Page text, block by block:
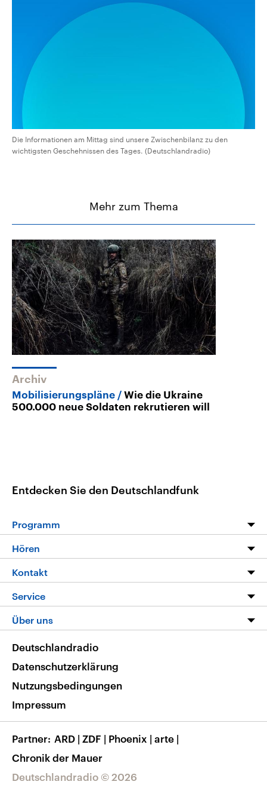
CDU, SPD und FDP regiert.-
Umfragen, Prognosen,
Wahlprogramme, aktuelle Berichte
und Hintergründe zu den Parteien
und Kandidaten der anstehenden
aktuelle Weltgeschehen.
Sendungen
Audio-Archiv
Die Informationen am Mittag sind unsere Zwischenbilanz zu den
wichtigsten Geschehnissen des Tages. (Deutschlandradio)
Mehr zum Thema
Archiv
Mobilisierungspläne
Wie die Ukraine
500.000 neue Soldaten rekrutieren will
Entdecken Sie den Deutschlandfunk
Programm
Programm
Die Nachrichten
Nachrichtenleicht
Neue Beiträge auf dlf.de
Hören
Livestream
Podcasts
Deutschlandfunk App
Nachrichten App
Frequenzen
Kontakt
Hörerservice
Service
FAQ
Veranstaltungen
Musikliste
RSS
Über uns
Barrierefreiheit
Deutschlandradio © 2026
Deutschlandradio
Datenschutzerklärung
Nutzungsbedingungen
Impressum
Partner ARD | ZDF | Phoenix | arte |
Chronik der Mauer